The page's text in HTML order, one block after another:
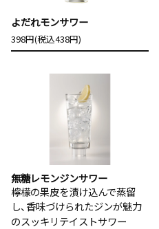
よだれモンサワー
398円(税込438円)
無糖レモンジンサワー
檸檬の果皮を漬け込んで蒸留
し、香味づけられたジンが魅力
のスッキリテイストサワー